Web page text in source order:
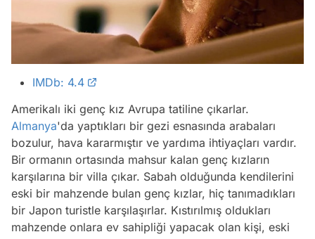
IMDb: 4.4
Amerikalı iki genç kız Avrupa tatiline çıkarlar.
Almanya'da yaptıkları bir gezi esnasında arabaları
bozulur, hava kararmıştır ve yardıma ihtiyaçları vardır.
Bir ormanın ortasında mahsur kalan genç kızların
karşılarına bir villa çıkar. Sabah olduğunda kendilerini
eski bir mahzende bulan genç kızlar, hiç tanımadıkları
bir Japon turistle karşılaşırlar. Kıstırılmış oldukları
mahzende onlara ev sahipliği yapacak olan kişi, eski